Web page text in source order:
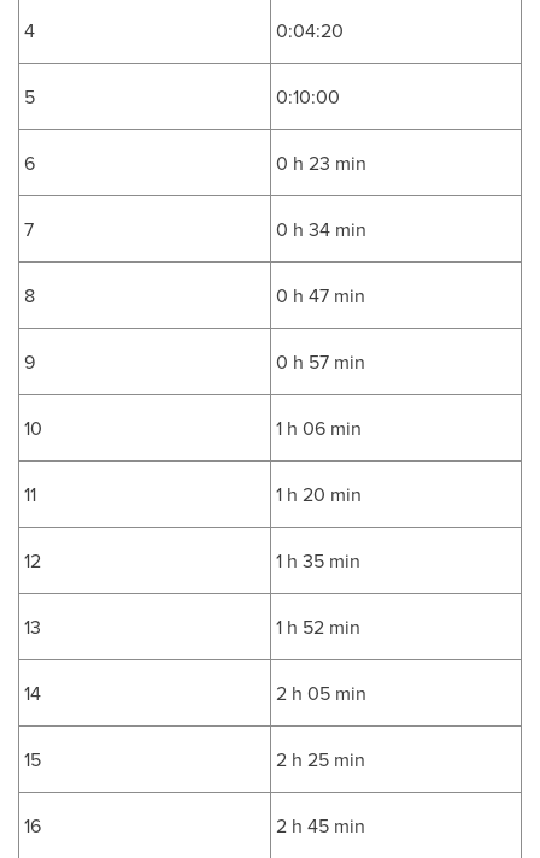
4 0:04:20
5 0:10:00
6 0 h 23 min
7 0 h 34 min
8 0 h 47 min
9 0 h 57 min
10 1 h 06 min
11 1 h 20 min
12 1 h 35 min
13 1 h 52 min
14 2 h 05 min
15 2 h 25 min
16 2 h 45 min